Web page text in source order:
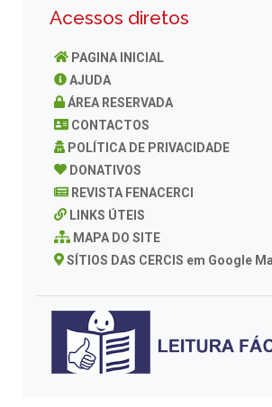
Acessos diretos
PAGINA INICIAL
AJUDA
ÁREA RESERVADA
CONTACTOS
POLÍTICA DE PRIVACIDADE
DONATIVOS
REVISTA FENACERCI
LINKS ÚTEIS
MAPA DO SITE
SÍTIOS DAS CERCIS em Google